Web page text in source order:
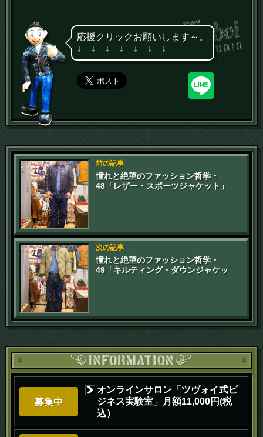
応援クリックお願いします～。
↓ ↓ ↓ ↓ ↓ ↓ ↓
前の記事
憧れと絶望のファッション哲学・
48「レザー・スポーツジャケット」
次の記事
憧れと絶望のファッション哲学・
49「キルティング・ダウンジャケッ
募集中
オンラインサロン「ツヴォイ式ビ
ジネス実験室」月額11,000円(税
込）